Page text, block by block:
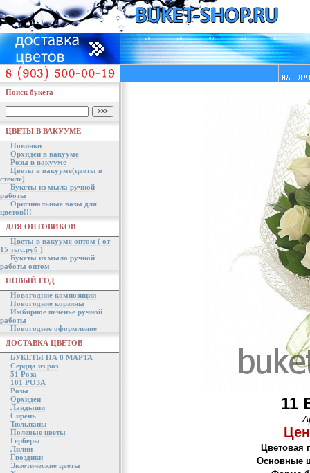
Поиск букета
ЦВЕТЫ В ВАКУУМЕ
Новинки
Орхидеи в вакууме
Розы в вакууме
Цветы в вакууме(цветы в
стекле)
Букеты из мыла ручной
работы
Оригинальные вазы для
цветов!!!
ДЛЯ ОПТОВИКОВ
Цветы в вакууме оптом ( от
15 тыс.руб )
Букеты из мыла ручной
работы оптом
НОВЫЙ ГОД
Новогодние композиции
Новогодние корзины
Имбирное печенье ручной
работы
Новогоднее оформление
ДОСТАВКА ЦВЕТОВ
БУКЕТЫ НА 8 МАРТА
Сердца из роз
51 Роза
101 РОЗА
Розы
Орхидеи
Ландыши
Сирень
Тюльпаны
Полевые цветы
Герберы
Лилии
Гвоздики
Экзотические цветы
11
Цветовая
Основные